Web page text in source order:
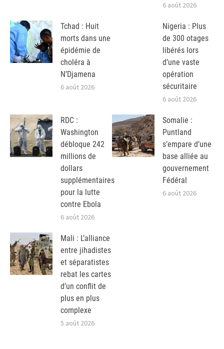
6 août 2026
Tchad : Huit
morts dans une
épidémie de
choléra à
N’Djamena
6 août 2026
Nigeria : Plus
de 300 otages
libérés lors
d’une vaste
opération
sécuritaire
6 août 2026
RDC :
Washington
débloque 242
millions de
dollars
supplémentaires
pour la lutte
contre Ebola
6 août 2026
Somalie :
Puntland
s’empare d’une
base alliée au
gouvernement
Fédéral
6 août 2026
Mali : L’alliance
entre jihadistes
et séparatistes
rebat les cartes
d’un conflit de
plus en plus
complexe
5 août 2026